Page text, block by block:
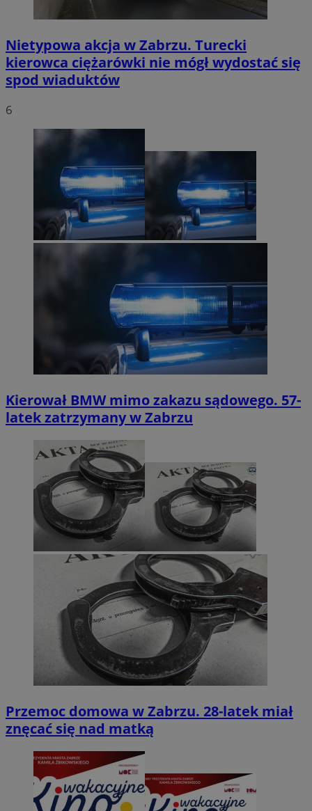
Nietypowa akcja w Zabrzu. Turecki
kierowca ciężarówki nie mógł wydostać się
spod wiaduktów
6
Kierował BMW mimo zakazu sądowego. 57-
latek zatrzymany w Zabrzu
Przemoc domowa w Zabrzu. 28-latek miał
znęcać się nad matką